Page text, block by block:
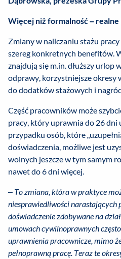
Więcej niż formalność –
Zmiany w naliczaniu stażu pracy
szereg konkretnych benefitów.
znajdują się m.in. dłuższy urlop
odprawy, korzystniejsze okresy
do dodatków stażowych i
Część pracowników może
pracy, który uprawnia do 26 dni
przypadku osób, które
doświadczenia, możliwe jest
wolnych jeszcze w tym samym
nawet do 6 dni więcej.
– To zmiana, która w praktyce
niesprawiedliwości narastających
doświadczenie zdobywane na
umowach cywilnoprawnych często
uprawnienia pracownicze, mimo
pełnoprawną pracę. Teraz te